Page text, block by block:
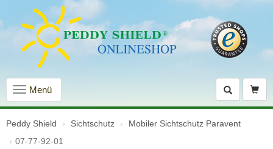
Navigation
einblenden
Menü
Peddy Shield Sichtschutz
Mobiler Sichtschutz Paravent
07-77-92-01